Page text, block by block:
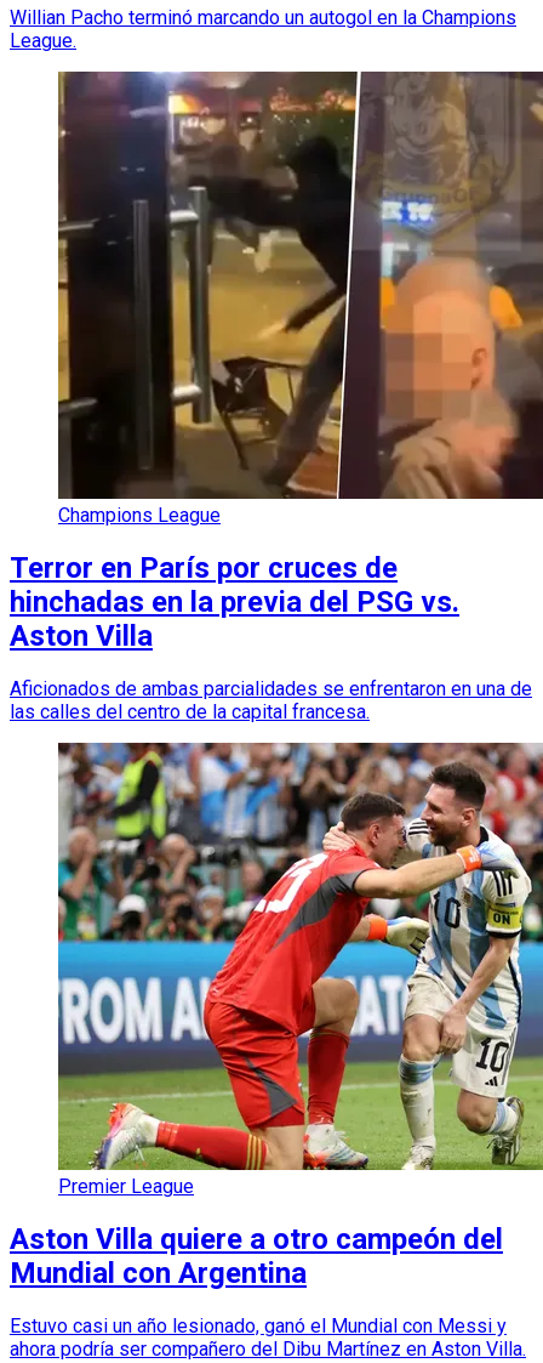
Willian Pacho terminó marcando un autogol en la Champions
League.
Champions League
Terror en París por cruces de
hinchadas en la previa del PSG vs.
Aston Villa
Aficionados de ambas parcialidades se enfrentaron en una de
las calles del centro de la capital francesa.
Premier League
Aston Villa quiere a otro campeón del
Mundial con Argentina
Estuvo casi un año lesionado, ganó el Mundial con Messi y
ahora podría ser compañero del Dibu Martínez en Aston Villa.